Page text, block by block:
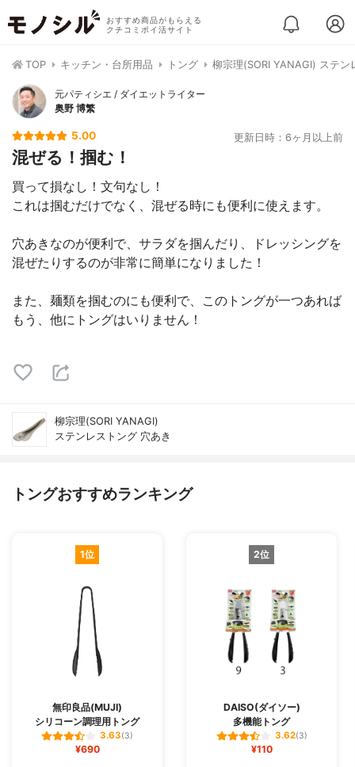
おすすめ商品がもらえる
クチコミポイ活サイト
TOP キッチン・台所用品 トング 柳宗理(SORI YANAGI) ステン
元パティシエ / ダイエットライター
奥野 博繁
5.00 更新日時：6ヶ月以上前
混ぜる！掴む！
買って損なし！文句なし！
これは掴むだけでなく、混ぜる時にも便利に使えます。
穴あきなのが便利で、サラダを掴んだり、ドレッシングを
混ぜたりするのが非常に簡単になりました！
また、麺類を掴むのにも便利で、このトングが一つあれば
もう、他にトングはいりません！
柳宗理(SORI YANAGI)
ステンレストング 穴あき
トングおすすめランキング
1位
無印良品(MUJI)
シリコーン調理用トング
3.63(3)
¥690
2位
DAISO(ダイソー)
多機能トング
3.62(3)
¥110